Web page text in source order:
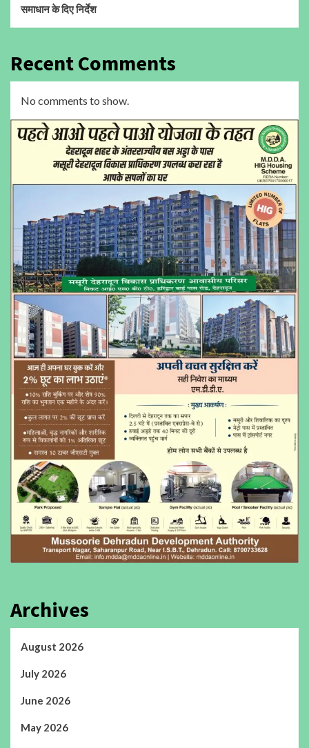
समाधान के दिए निर्देश
Recent Comments
No comments to show.
Archives
August 2026
July 2026
June 2026
May 2026